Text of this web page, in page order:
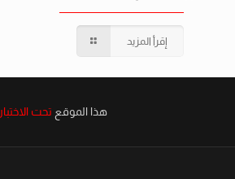
إقرأ المزيد
هذا الموقع تحت الاختبار